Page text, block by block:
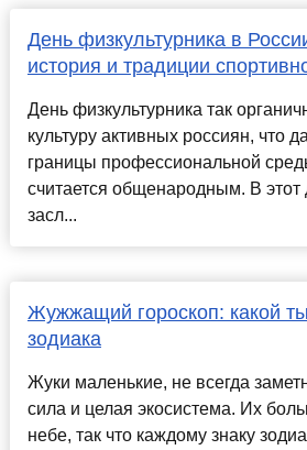
День физкультурника в
история и традиции
День физкультурника так
культуру активных россиян, что
границы профессиональной
считается общенародным. В этот
засл...
Жужжащий гороскоп: какой
зодиака
Жуки маленькие, не всегда
сила и целая экосистема. Их
небе, так что каждому знаку